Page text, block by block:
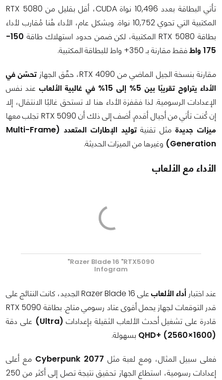
تأتي البطاقة بعدد 10,496 نواة CUDA، أقل بقليل من RTX 5080
المكتبية التي تحوي 10,752 نواة. وبشكل عام، الأداء هُنا مُقارب لأداء
بطاقة RTX 5080 المكتبية، لكن ضمن حدود استهلاك طاقة
150-
175 واط
فقط مقارنة بـ 350+ واط للبطاقة المكتبية.
مقارنة بنسخة الجيل الماضي من RTX 4090، حقّق الجهاز
تحسّن في
الأداء يتراوح تقريبًا بين 5% إلى 15% في غالبية الألعاب
عند نفس
الإعدادات الرسومية. لذا فقفزة الأداء هنا لا تستحق غالبًا الانتقال، إلا
إن كُنت تأتي من أجيال أقدم. أضف إلى ذلك أن RTX 5090 تجلب معها
ميزات جديدةمثل تقنية
توليد الإطارات المتعدد (Multi-Frame
Generation)
وغيرها من الميزات الحديثة.
الأداء مع الألعاب
Razer Blade 16 "RTX5090"
Infogram
عند اختبار أداء الألعاب
على Razer Blade 16 الجديد، كانت النتائج على
قدر التوقعات لجهاز يحمل أقوى عتاد رسومي متاح. بطاقة RTX 5090
قادرة على تشغيل أحدث الألعاب الثقيلة بإعدادات (Ultra)
على دقة
QHD+ (2560×1600) بسهولة.
فعلى سبيل المثال، ومع لعبة مثل Cyberpunk 2077 مع أعلى
إعدادات رسومية، استطاع الجهاز تحقيق نتيجة تصل إلى أكثر من 250